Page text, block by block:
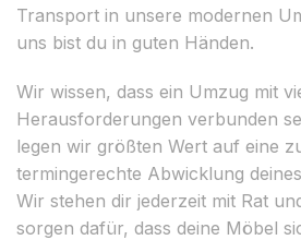
Transport in unsere modernen
uns bist du in guten Händen.
Wir wissen, dass ein Umzug mit
Herausforderungen verbunden
legen wir größten Wert auf eine
termingerechte Abwicklung
Wir stehen dir jederzeit mit Rat
sorgen dafür, dass deine Möbel